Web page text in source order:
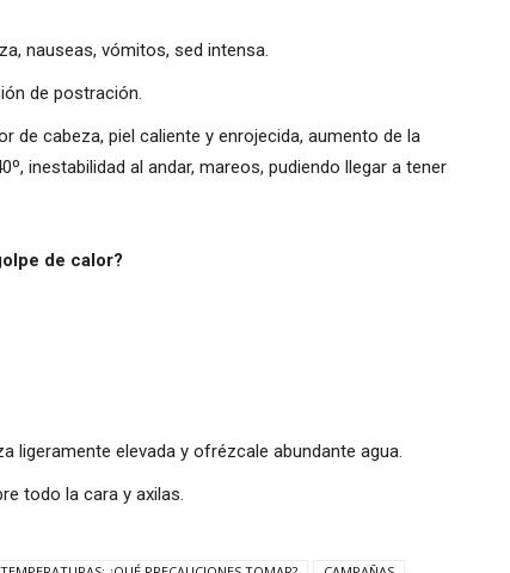
nauseas, vómitos, sed intensa.
de postración.
de cabeza, piel caliente y enrojecida, aumento de la
inestabilidad al andar, mareos, pudiendo llegar a tener
de calor?
ligeramente elevada y ofrézcale abundante agua.
todo la cara y axilas.